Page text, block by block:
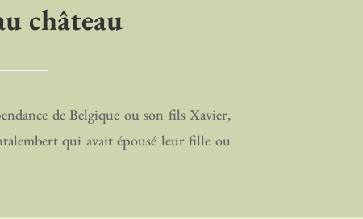
château
de Belgique ou son fils Xavier,
qui avait épousé leur fille ou